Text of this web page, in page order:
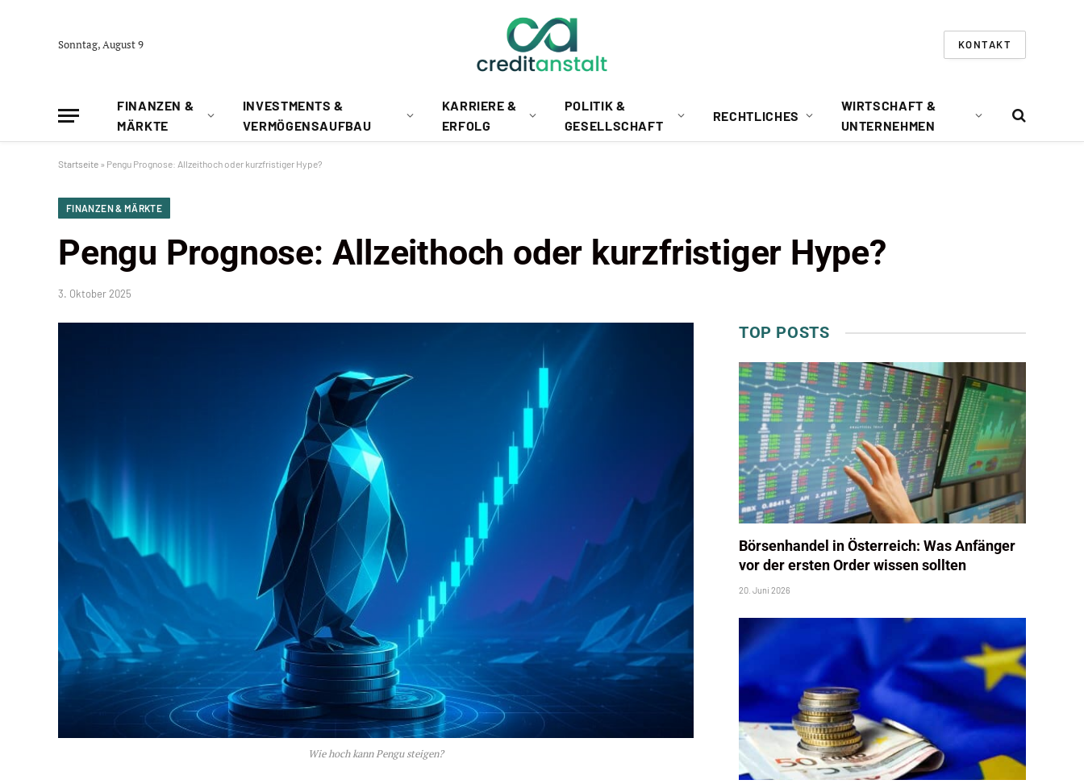
Sonntag, August 9 KONTAKT
FINANZEN &
MÄRKTE
INVESTMENTS &
VERMÖGENSAUFBAU
KARRIERE &
ERFOLG
POLITIK &
GESELLSCHAFT
RECHTLICHES
WIRTSCHAFT &
UNTERNEHMEN
Startseite » Pengu Prognose: Allzeithoch oder kurzfristiger Hype?
FINANZEN & MÄRKTE
Pengu Prognose: Allzeithoch oder kurzfristiger Hype?
3. Oktober 2025
Wie hoch kann Pengu steigen?
TOP POSTS
Börsenhandel in Österreich: Was Anfänger
vor der ersten Order wissen sollten
20. Juni 2026